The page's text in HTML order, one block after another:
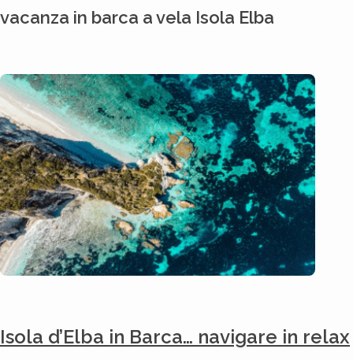
vacanza in barca a vela Isola Elba
Isola d’Elba in Barca… navigare in relax